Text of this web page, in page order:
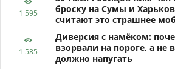
броску на Сумы и
считают это страшнее
Диверсия с намёком:
взорвали на пороге, а не
должно напугать